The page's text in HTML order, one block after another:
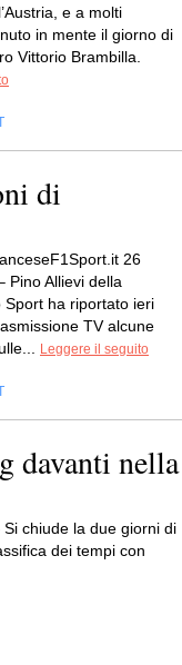
e a molti
in mente il giorno di
Vittorio Brambilla.
di
26
Pino Allievi della
Sport ha riportato ieri
TV alcune
Leggere il seguito
davanti nella
chiude la due giorni di
dei tempi con